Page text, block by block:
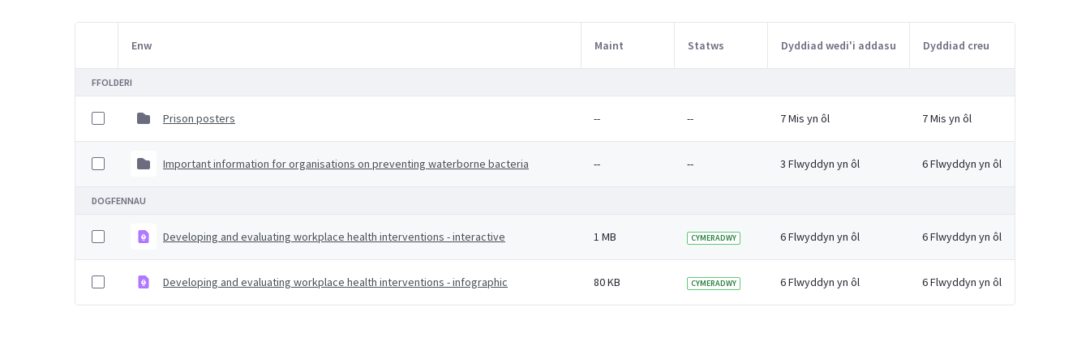
Item Selection
Enw Maint Statws Dyddiad wedi'i addasu Dyddiad creu
FFOLDERI
Prison posters -- -- 7 Mis yn ôl 7 Mis yn ôl
Important information for organisations on preventing waterborne bacteria -- -- 3 Flwyddyn yn ôl 6 Flwyddyn yn ôl
DOGFENNAU
Developing and evaluating workplace health interventions - interactive 1 MB CYMERADWY 6 Flwyddyn yn ôl 6 Flwyddyn yn ôl
Developing and evaluating workplace health interventions - infographic 80 KB CYMERADWY 6 Flwyddyn yn ôl 6 Flwyddyn yn ôl